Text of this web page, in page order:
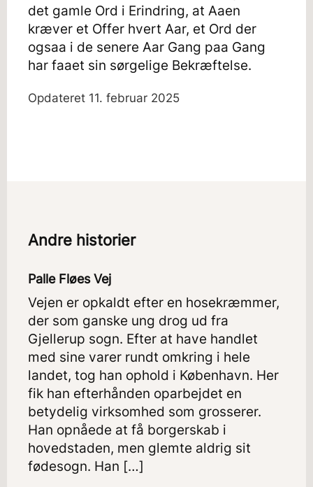
det gamle Ord i Erindring, at Aaen
kræver et Offer hvert Aar, et Ord der
ogsaa i de senere Aar Gang paa Gang
har faaet sin sørgelige Bekræftelse.
Opdateret 11. februar 2025
Andre historier
Palle Fløes Vej
Vejen er opkaldt efter en hosekræmmer,
der som ganske ung drog ud fra
Gjellerup sogn. Efter at have handlet
med sine varer rundt omkring i hele
landet, tog han ophold i København. Her
fik han efterhånden oparbejdet en
betydelig virksomhed som grosserer.
Han opnåede at få borgerskab i
hovedstaden, men glemte aldrig sit
fødesogn. Han […]